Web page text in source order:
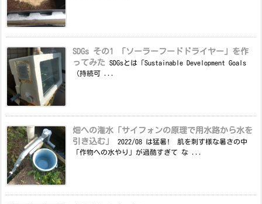
SDGs その1 「ソーラーフードドライヤー」を作
ってみた
SDGsとは「Sustainable Development Goals
（持続可 ...
畑への潅水「サイフォンの原理で用水路から水を
引き込む」
2022/08 は猛暑! 肌を刺す様な暑さの中
「作物への水やり」が過酷すぎて な ...